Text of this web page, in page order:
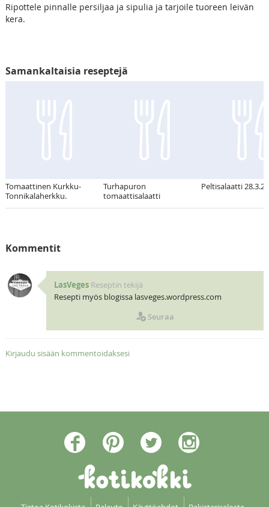
Ripottele pinnalle persiljaa ja sipulia ja tarjoile tuoreen leivän
kera.
Samankaltaisia reseptejä
Tomaattinen Kurkku-
Tonnikalaherkku.
Turhapuron
tomaattisalaatti
Peltisalaatti
Kommentit
LasVeges Reseptin tekijä
Resepti myös blogissa lasveges.wordpress.com
Seuraa
Kirjaudu sisään kommentoidaksesi